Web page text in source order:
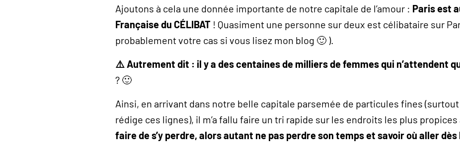
Ajoutons à cela une donnée importante de notre capitale de l’amour : Paris est
Française du CÉLIBAT ! Quasiment une personne sur deux est célibataire sur
probablement votre cas si vous lisez mon blog 🙂 ).
⚠️ Autrement dit : il y a des centaines de milliers de femmes qui n’attendent
? 🙂
Ainsi, en arrivant dans notre belle capitale parsemée de particules fines
rédige ces lignes), il m’a fallu faire un tri rapide sur les endroits les plus propices
faire de s’y perdre, alors autant ne pas perdre son temps et savoir où aller